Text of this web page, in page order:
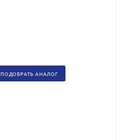
ПОДОБРАТЬ АНАЛОГ